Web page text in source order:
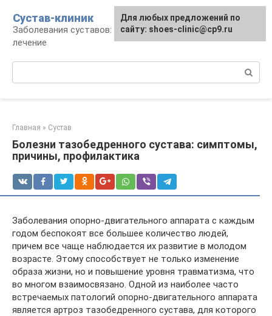
контенту
Сустав-клиник
Заболевания суставов: профилактика и
лечение
Главная » Сустав
Болезни тазобедренного сустава: симптомы,
причины, профилактика
Заболевания опорно-двигательного аппарата с каждым
годом беспокоят все большее количество людей,
причем все чаще наблюдается их развитие в молодом
возрасте. Этому способствует не только изменение
образа жизни, но и повышение уровня травматизма, что
во многом взаимосвязано. Одной из наиболее часто
встречаемых патологий опорно-двигательного аппарата
является артроз тазобедренного сустава, для которого
Для любых предложений по
сайту: shoes-clinic@cp9.ru